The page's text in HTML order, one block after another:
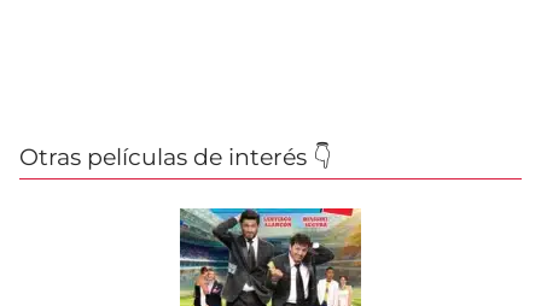
Otras películas de interés 👇